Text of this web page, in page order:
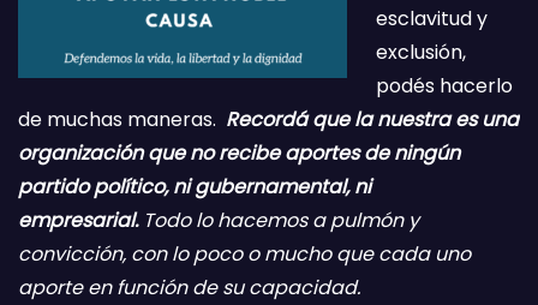
esclavitud y
exclusión,
podés hacerlo
de muchas maneras. Recordá que la nuestra es una
organización que no recibe aportes de ningún
partido político, ni gubernamental, ni
empresarial.Todo lo hacemos a pulmón y
convicción, con lo poco o mucho que cada uno
aporte en función de su capacidad.